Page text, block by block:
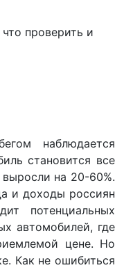
проверить и
наблюдается
становится все
на 20-60%.
и доходы россиян
потенциальных
автомобилей, где
цене. Но
Как не ошибиться